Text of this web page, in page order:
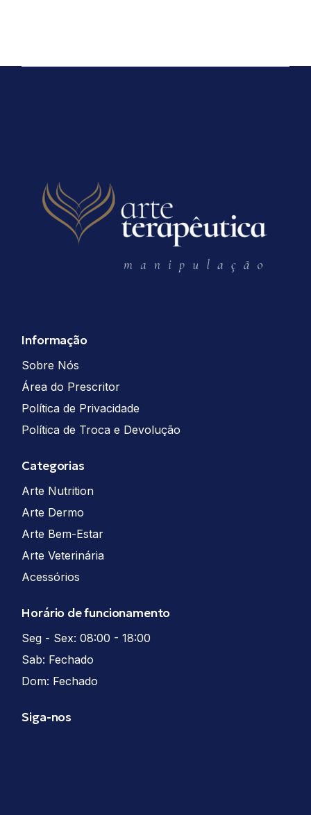
Informação
Sobre Nós
Área do Prescritor
Política de Privacidade
Política de Troca e Devolução
Categorias
Arte Nutrition
Arte Dermo
Arte Bem-Estar
Arte Veterinária
Acessórios
Horário de funcionamento
Seg - Sex: 08:00 - 18:00
Sab: Fechado
Dom: Fechado
Siga-nos